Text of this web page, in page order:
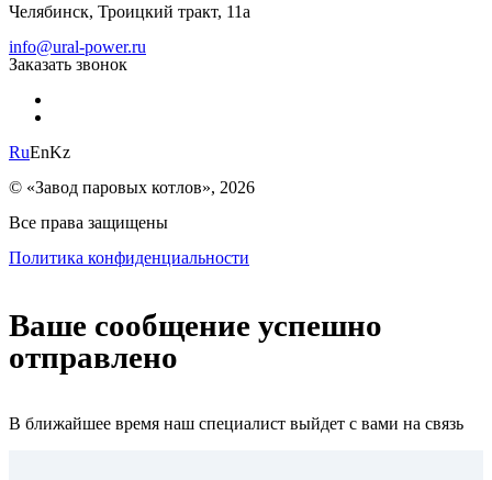
Челябинск, Троицкий тракт, 11а
info@ural-power.ru
Заказать звонок
RuEnKz
© «Завод паровых котлов», 2026
Все права защищены
Политика конфиденциальности
Ваше сообщение успешно
отправлено
В ближайшее время наш специалист выйдет с вами на связь